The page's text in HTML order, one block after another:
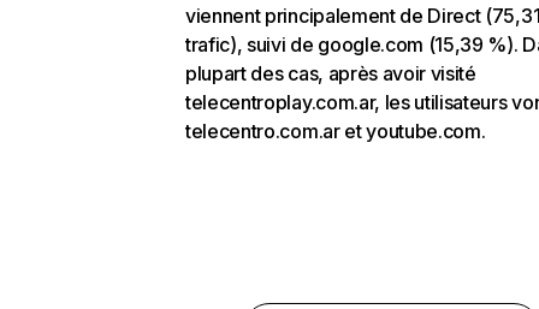
viennent principalement de Direct
trafic), suivi de google.com (15,39 %).
plupart des cas, après avoir visité
telecentroplay.com.ar, les utilisateurs
telecentro.com.ar et youtube.com.